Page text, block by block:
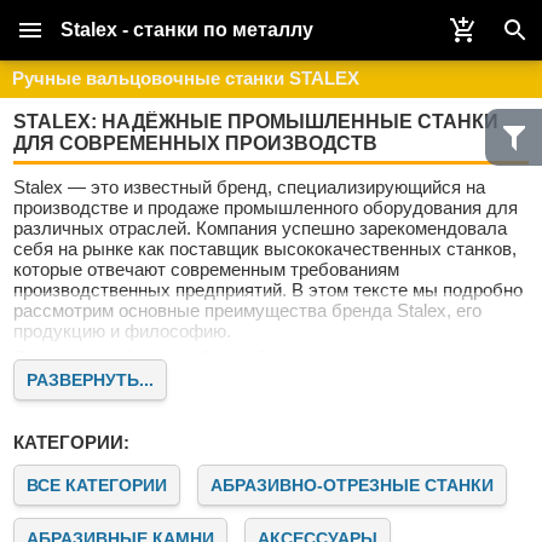
Stalex - станки по металлу
Ручные вальцовочные станки STALEX
STALEX: НАДЁЖНЫЕ ПРОМЫШЛЕННЫЕ СТАНКИ
ДЛЯ СОВРЕМЕННЫХ ПРОИЗВОДСТВ
Stalex — это известный бренд, специализирующийся на
производстве и продаже промышленного оборудования для
различных отраслей. Компания успешно зарекомендовала
себя на рынке как поставщик высококачественных станков,
которые отвечают современным требованиям
производственных предприятий. В этом тексте мы подробно
рассмотрим основные преимущества бренда Stalex, его
продукцию и философию.
Почему выбирают Stalex?
Stalex — это не просто поставщик оборудования. Это
совершенствованию. Наши клиенты ценят нас за качество,
надёжность и современный подход к машиностроению.
Качество и инновации
Бренд Stalex известен своим стремлением к постоянному
совершенствованию продукции. Все станки проходят
РАЗВЕРНУТЬ...
КАТЕГОРИИ:
ВСЕ КАТЕГОРИИ АБРАЗИВНО-ОТРЕЗНЫЕ СТАНКИ